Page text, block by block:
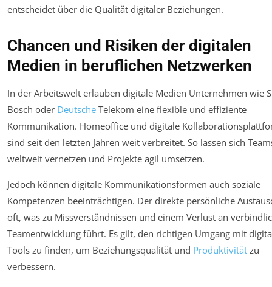
entscheidet über die Qualität digitaler Beziehungen.
Chancen und Risiken der digitalen
Medien in beruflichen Netzwerken
In der Arbeitswelt erlauben digitale Medien Unternehmen wie
Bosch oder Deutsche Telekom eine flexible und effiziente
Kommunikation. Homeoffice und digitale
sind seit den letzten Jahren weit verbreitet. So lassen sich
weltweit vernetzen und Projekte agil umsetzen.
Jedoch können digitale Kommunikationsformen auch soziale
Kompetenzen beeinträchtigen. Der direkte persönliche
oft, was zu Missverständnissen und einem Verlust an
Teamentwicklung führt. Es gilt, den richtigen Umgang mit
Tools zu finden, um Beziehungsqualität und Produktivität zu
verbessern.